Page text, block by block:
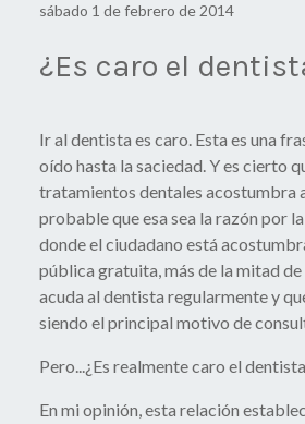
sábado 1 de febrero de 2014
¿Es caro el
Ir al dentista es caro. Esta es una
oído hasta la saciedad. Y es cierto
tratamientos dentales acostumbra
probable que esa sea la razón por la
donde el ciudadano está
pública gratuita, más de la mitad
acuda al dentista regularmente y
siendo el principal motivo de
Pero...¿Es realmente caro el
En mi opinión, esta relación